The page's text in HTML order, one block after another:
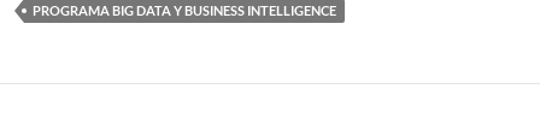
PROGRAMA BIG DATA Y BUSINESS INTELLIGENCE